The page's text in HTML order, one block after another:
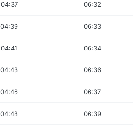
04:37 06:32
04:39 06:33
04:41 06:34
04:43 06:36
04:46 06:37
04:48 06:39